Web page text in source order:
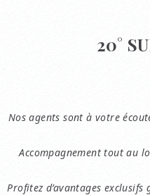
20°
Nos agents sont à votre
Accompagnement tout au
Profitez d’avantages exclusifs